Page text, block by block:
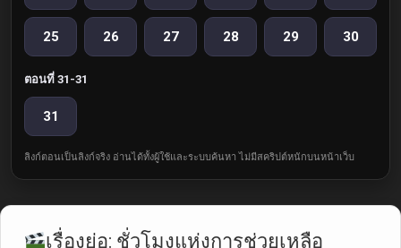
25 26 27 28 29 30
ตอนที่ 31-31
31
ลิงก์ตอนเป็นลิงก์จริง อ่านได้ทั้งผู้ใช้และระบบค้นหา ไม่มีสคริปต์หนักบนหน้าเว็บ
เรื่องย่อ: ชั่วโมงแห่งการช่วยเหลือ